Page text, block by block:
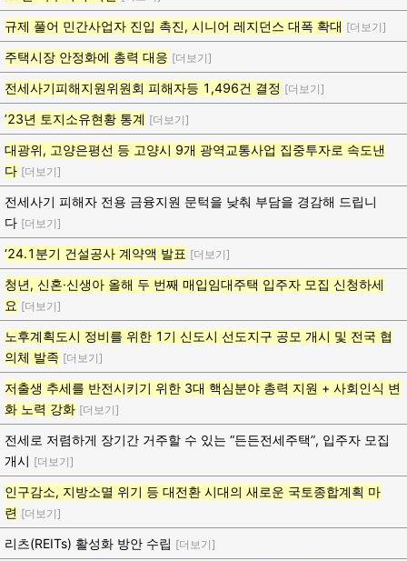
규제 풀어 민간사업자 진입 촉진, 시니어 레지던스 대폭 확대 [더보기]
주택시장 안정화에 총력 대응 [더보기]
전세사기피해지원위원회 피해자등 1,496건 결정 [더보기]
’23년 토지소유현황 통계 [더보기]
대광위, 고양은평선 등 고양시 9개 광역교통사업 집중투자로 속도낸
다 [더보기]
전세사기 피해자 전용 금융지원 문턱을 낮춰 부담을 경감해 드립니
다 [더보기]
‘24.1분기 건설공사 계약액 발표 [더보기]
청년, 신혼·신생아 올해 두 번째 매입임대주택 입주자 모집 신청하세
요 [더보기]
노후계획도시 정비를 위한 1기 신도시 선도지구 공모 개시 및 전국 협
의체 발족 [더보기]
저출생 추세를 반전시키기 위한 3대 핵심분야 총력 지원 + 사회인식 변
화 노력 강화 [더보기]
전세로 저렴하게 장기간 거주할 수 있는 “든든전세주택”, 입주자 모집
개시 [더보기]
인구감소, 지방소멸 위기 등 대전환 시대의 새로운 국토종합계획 마
련 [더보기]
리츠(REITs) 활성화 방안 수립 [더보기]